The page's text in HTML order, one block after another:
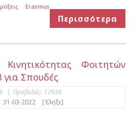
Erasmus
Περισσότερα
Φοιτητών
για Σπουδές
| Προβολές: 12656
31-03-2022 [Έληξε]